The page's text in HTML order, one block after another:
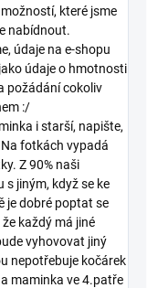
které jsme
nabídnout.
údaje na e-shopu
údaje o hmotnosti
požádání cokoliv
:/
i starší, napište,
fotkách vypadá
Z 90% naši
jiným, když se ke
je dobré poptat se
každý má jiné
vyhovovat jiný
nepotřebuje kočárek
maminka ve 4.patře